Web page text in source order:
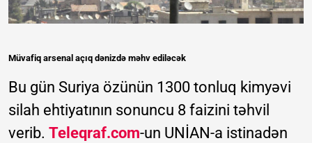
Müvafiq arsenal açıq dənizdə məhv ediləcək
Bu gün Suriya özünün 1300 tonluq kimyəvi
silah ehtiyatının sonuncu 8 faizini təhvil
verib. Teleqraf.com-un UNİAN-a istinadən